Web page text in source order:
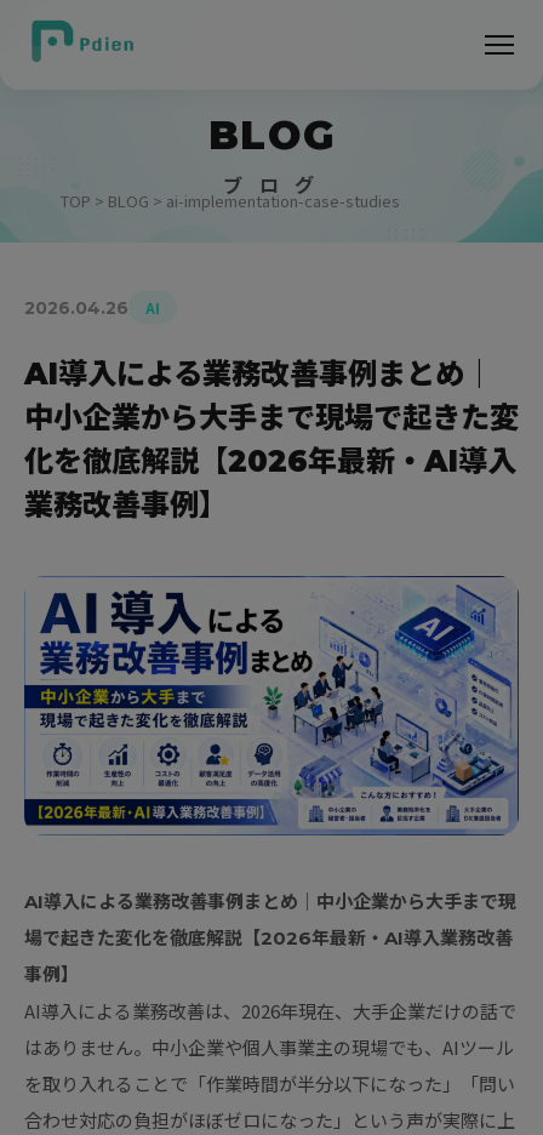
BLOG
ブ ロ グ
TOP > BLOG > ai-implementation-case-studies
2026.04.26 AI
AI導入による業務改善事例まとめ｜
中小企業から大手まで現場で起きた変
化を徹底解説【2026年最新・AI導入
業務改善事例】
AI導入による業務改善事例まとめ｜中小企業から大手まで現
場で起きた変化を徹底解説【2026年最新・AI導入業務改善
事例】
AI導入による業務改善は、2026年現在、大手企業だけの話で
はありません。中小企業や個人事業主の現場でも、AIツール
を取り入れることで「作業時間が半分以下になった」「問い
合わせ対応の負担がほぼゼロになった」という声が実際に上